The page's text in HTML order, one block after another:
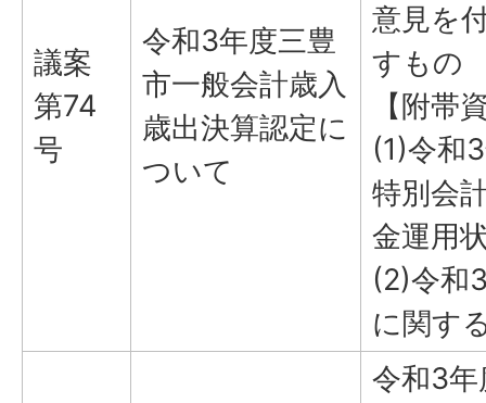
議案
第74
号
令和3年度三豊
市一般会計歳入
歳出決算認定に
ついて
意見を
すもの
【附帯
(1)令和
特別会
金運用
(2)令和
に関す
令和3年